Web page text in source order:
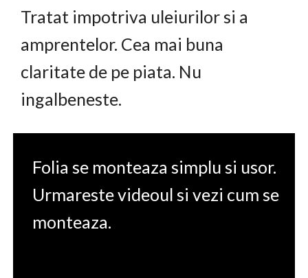
Tratat impotriva uleiurilor si a
amprentelor. Cea mai buna
claritate de pe piata. Nu
ingalbeneste.
Folia se monteaza simplu si usor.
Urmareste videoul si vezi cum se
monteaza.